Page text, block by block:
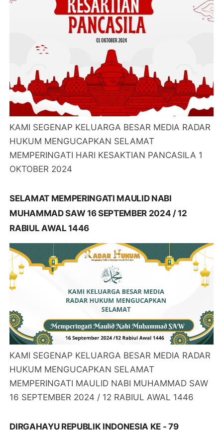
KAMI SEGENAP KELUARGA BESAR MEDIA RADAR
HUKUM MENGUCAPKAN SELAMAT
MEMPERINGATI HARI KESAKTIAN PANCASILA 1
OKTOBER 2024
SELAMAT MEMPERINGATI MAULID NABI
MUHAMMAD SAW 16 SEPTEMBER 2024 / 12
RABIUL AWAL 1446
KAMI SEGENAP KELUARGA BESAR MEDIA RADAR
HUKUM MENGUCAPKAN SELAMAT
MEMPERINGATI MAULID NABI MUHAMMAD SAW
16 SEPTEMBER 2024 / 12 RABIUL AWAL 1446
DIRGAHAYU REPUBLIK INDONESIA KE - 79